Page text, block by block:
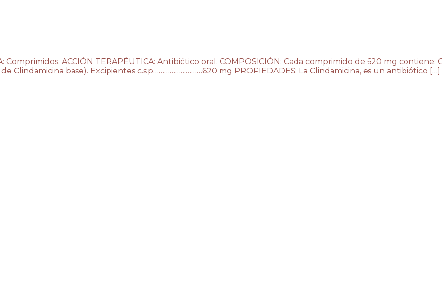
Comprimidos. ACCIÓN TERAPÉUTICA: Antibiótico oral. COMPOSICIÓN: Cada comprimido de 620 mg contiene:
Clindamicina base). Excipientes c.s.p………………………620 mg PROPIEDADES: La Clindamicina, es un antibiótico […]